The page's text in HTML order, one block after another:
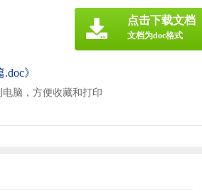
》
脑，方便收藏和打印
点击下载文档
文档为doc格式